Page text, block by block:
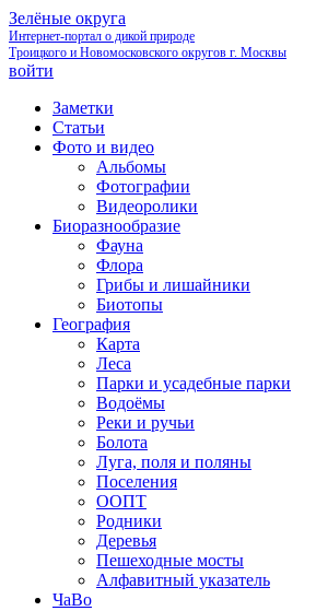
Зелёные округа
Интернет-портал о дикой природе
Троицкого и Новомосковского округов г. Москвы
войти
Заметки
Статьи
Фото и видео
Альбомы
Фотографии
Видеоролики
Биоразнообразие
Фауна
Флора
Грибы и лишайники
Биотопы
География
Карта
Леса
Парки и усадебные парки
Водоёмы
Реки и ручьи
Болота
Луга, поля и поляны
Поселения
ООПТ
Родники
Деревья
Пешеходные мосты
Алфавитный указатель
ЧаВо